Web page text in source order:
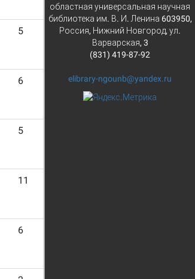
5
6
5
11
6
областная универсальная научная
библиотека им. В. И. Ленина 603950,
Россия, Нижний Новгород, ул.
Варварская, 3
(831) 419-87-92
elibrary-ngounb@yandex.ru